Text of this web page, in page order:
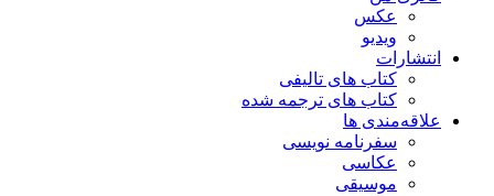
عکس
ویدیو
انتشارات
کتاب های تالیفی
کتاب های ترجمه شده
علاقه‌مندی ها
سفرنامه نویسی
عکاسی
موسیقی